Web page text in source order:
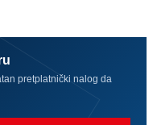
pretplatnički nalog da